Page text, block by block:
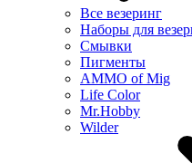
Все везеринг
Наборы для
Смывки
Пигменты
AMMO of Mig
Life Color
Mr.Hobby
Wilder